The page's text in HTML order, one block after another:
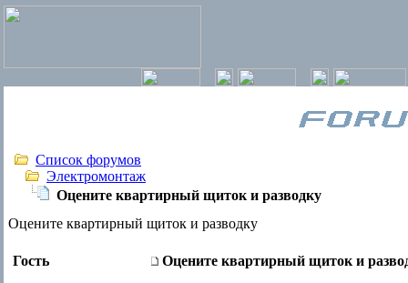
Список форумов
Электромонтаж
Оцените квартирный щиток и разводку
Оцените квартирный щиток и разводку
Гость Оцените квартирный щиток и